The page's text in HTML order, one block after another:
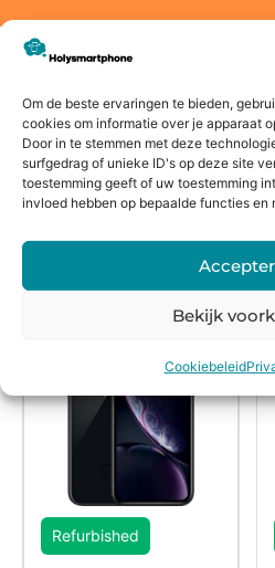
Om de beste ervaringen te bieden,
cookies om informatie over je apparaat
Door in te stemmen met deze
surfgedrag of unieke ID's op deze site
toestemming geeft of uw toestemming
invloed hebben op bepaalde functies en
Bekijk
Cookiebeleid
Voor
16:00
besteld,
morgen
in huis*
14 dagen
bedenkte
rmijn
Refurbished